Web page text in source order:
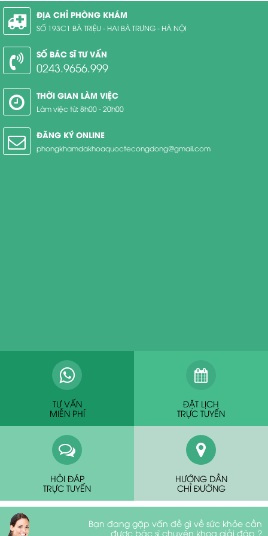
ĐỊA CHỈ PHÒNG KHÁM
SỐ 193C1 BÀ TRIỆU - HAI BÀ TRƯNG - HÀ NỘI
SỐ BÁC SĨ TƯ VẤN
0243.9656.999
THỜI GIAN LÀM VIỆC
Làm việc từ: 8h00 - 20h00
ĐĂNG KÝ ONLINE
phongkhamdakhoaquoctecongdong@gmail.com
TƯ VẤN
MIỄN PHÍ
ĐẶT LỊCH
TRỰC TUYẾN
HỎI ĐÁP
TRỰC TUYẾN
HƯỚNG DẪN
CHỈ ĐƯỜNG
Bạn đang gặp vấn đề gì về sức khỏe cần
được bác sĩ chuyên khoa giải đáp ?